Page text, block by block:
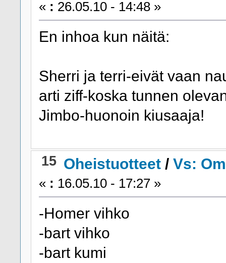
« : 26.05.10 - 14:48 »
En inhoa kun näitä:
Sherri ja terri-eivät vaan
arti ziff-koska tunnen
Jimbo-huonoin kiusaaja!
15 Oheistuotteet /Vs:
« : 16.05.10 - 17:27 »
-Homer vihko
-bart vihko
-bart kumi